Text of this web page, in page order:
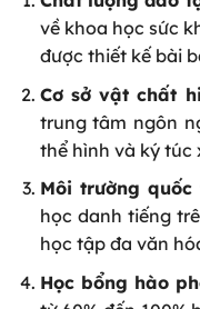
về khoa học sức
được thiết kế bài
Cơ sở vật chất
trung tâm ngôn
thể hình và ký túc
Môi trường quốc
học danh tiếng
học tập đa văn
Học bổng hào